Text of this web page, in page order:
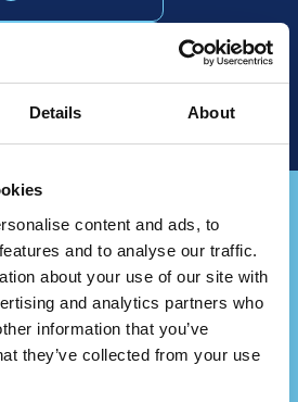
Details About
content and ads, to
and to analyse our traffic.
about your use of our site with
and analytics partners who
information that you’ve
they’ve collected from your use
je een
en creëer nog grotere
gecertificeerde klanten!
ons op voor meer informatie